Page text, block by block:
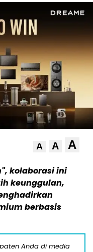
A A A
kolaborasi ini
keunggulan,
berbasis
Anda di media